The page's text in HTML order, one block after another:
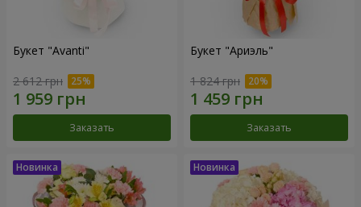
Букет "Avanti"
2 612 грн
Заказать
Букет "Ариэль"
1 824 грн
Заказать